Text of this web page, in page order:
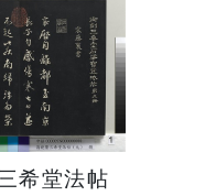
希堂法帖